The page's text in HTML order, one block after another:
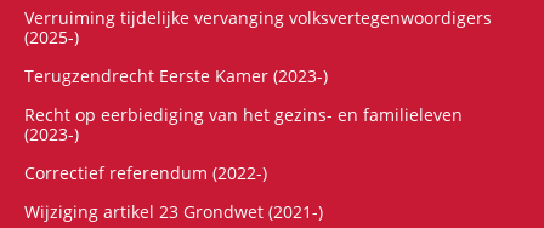
Verruiming tijdelijke vervanging volksvertegenwoordigers
(2025-)
Terugzendrecht Eerste Kamer (2023-)
Recht op eerbiediging van het gezins- en familieleven
(2023-)
Correctief referendum (2022-)
Wijziging artikel 23 Grondwet (2021-)